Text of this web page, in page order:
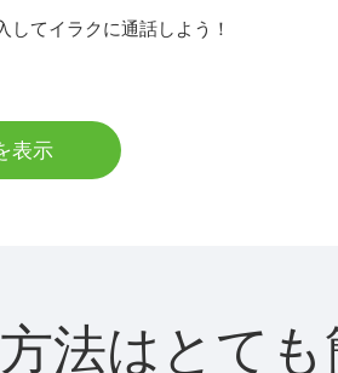
てイラクに通話しよう！
表示
法はとても